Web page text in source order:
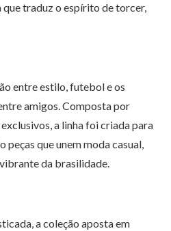
que traduz o espírito de torcer,
entre estilo, futebol e os
amigos. Composta por
a linha foi criada para
peças que unem moda casual,
da brasilidade.
a coleção aposta em